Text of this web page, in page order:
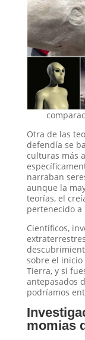
Otra de las
defendía se
culturas más
narraban
aunque la
teorías, el
pertenecido a
Científicos,
sobre el
Tierra, y si
antepasados
podríamos
momias